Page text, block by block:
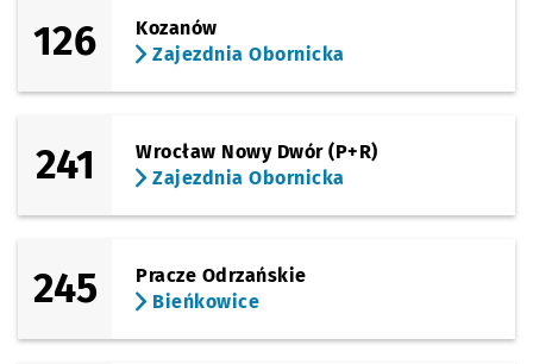
126
Kozanów
Zajezdnia Obornicka
241
Wrocław Nowy Dwór (P+R)
Zajezdnia Obornicka
245
Pracze Odrzańskie
Bieńkowice